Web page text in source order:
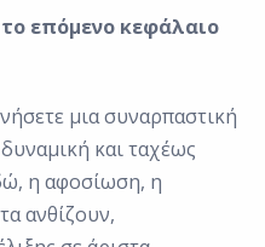
το επόμενο κεφάλαιο
μια συναρπαστική
και ταχέως
η αφοσίωση, η
ανθίζουν,